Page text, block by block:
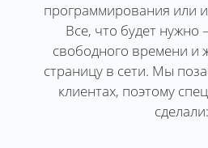
программирования или
Все, что будет нужно
свободного времени и
страницу в сети. Мы
клиентах, поэтому
сделали: